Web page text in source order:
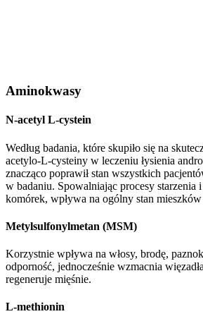
Aminokwasy
N-acetyl L-cystein
Według badania, które skupiło się na
acetylo-L-cysteiny w leczeniu łysienia
znacząco poprawił stan wszystkich
w badaniu. Spowalniając procesy starzenia i
komórek, wpływa na ogólny stan
Metylsulfonylmetan (MSM)
Korzystnie wpływa na włosy, brodę,
odporność, jednocześnie wzmacnia
regeneruje mięśnie.
L-methionin